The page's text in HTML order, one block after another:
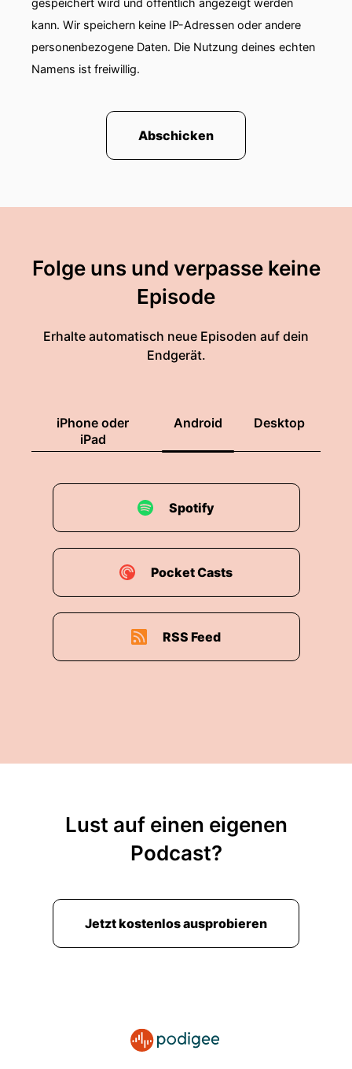
gespeichert wird und öffentlich angezeigt werden
kann. Wir speichern keine IP-Adressen oder andere
personenbezogene Daten. Die Nutzung deines echten
Namens ist freiwillig.
Abschicken
Folge uns und verpasse keine
Episode
Erhalte automatisch neue Episoden auf dein
Endgerät.
iPhone oder
iPad
Android Desktop
Spotify
Pocket Casts
RSS Feed
Lust auf einen eigenen
Podcast?
Jetzt kostenlos ausprobieren